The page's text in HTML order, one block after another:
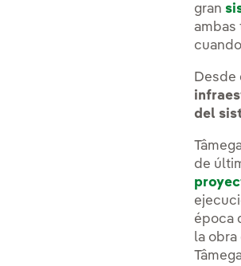
gran
ambas
Desde
del
de
época
la